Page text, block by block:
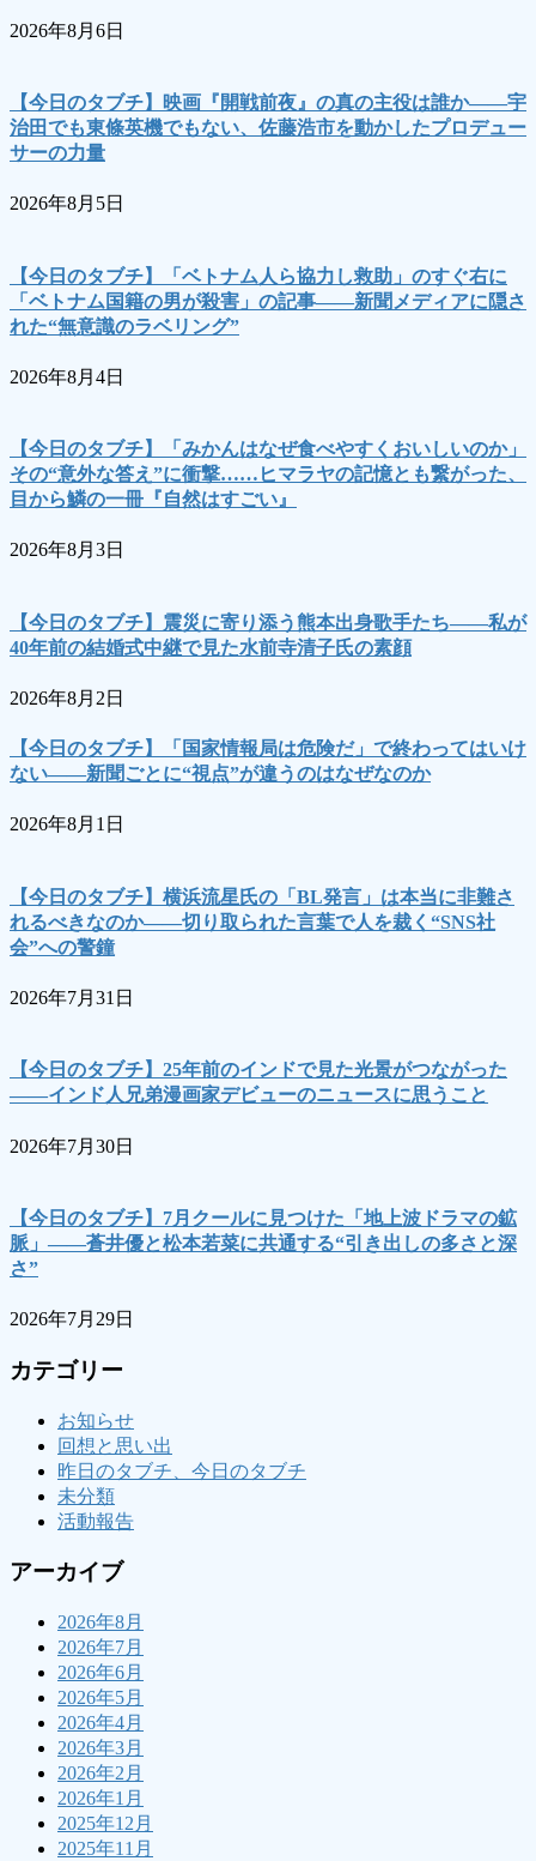
2026年8月6日
【今日のタブチ】映画『開戦前夜』の真の主役は誰か――宇
治田でも東條英機でもない、佐藤浩市を動かしたプロデュー
サーの力量
2026年8月5日
【今日のタブチ】「ベトナム人ら協力し救助」のすぐ右に
「ベトナム国籍の男が殺害」の記事――新聞メディアに隠さ
れた“無意識のラベリング”
2026年8月4日
【今日のタブチ】「みかんはなぜ食べやすくおいしいのか」
その“意外な答え”に衝撃……ヒマラヤの記憶とも繋がった、
目から鱗の一冊『自然はすごい』
2026年8月3日
【今日のタブチ】震災に寄り添う熊本出身歌手たち――私が
40年前の結婚式中継で見た水前寺清子氏の素顔
2026年8月2日
【今日のタブチ】「国家情報局は危険だ」で終わってはいけ
ない――新聞ごとに“視点”が違うのはなぜなのか
2026年8月1日
【今日のタブチ】横浜流星氏の「BL発言」は本当に非難さ
れるべきなのか――切り取られた言葉で人を裁く“SNS社
会”への警鐘
2026年7月31日
【今日のタブチ】25年前のインドで見た光景がつながった
――インド人兄弟漫画家デビューのニュースに思うこと
2026年7月30日
【今日のタブチ】7月クールに見つけた「地上波ドラマの鉱
脈」――蒼井優と松本若菜に共通する“引き出しの多さと深
さ”
2026年7月29日
カテゴリー
お知らせ
回想と思い出
昨日のタブチ、今日のタブチ
未分類
活動報告
アーカイブ
2026年8月
2026年7月
2026年6月
2026年5月
2026年4月
2026年3月
2026年2月
2026年1月
2025年12月
2025年11月